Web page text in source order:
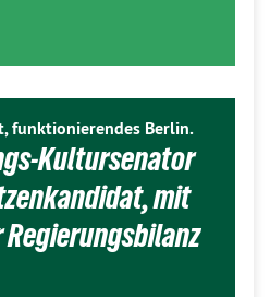
funktionierendes Berlin.
Kultursenator
mit